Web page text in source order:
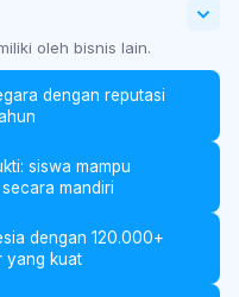
oleh bisnis lain.
dengan reputasi
siswa mampu
mandiri
dengan 120.000+
yang kuat